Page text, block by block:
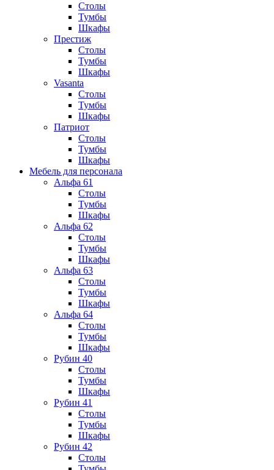
Столы
Тумбы
Шкафы
Престиж
Столы
Тумбы
Шкафы
Vasanta
Столы
Тумбы
Шкафы
Патриот
Столы
Тумбы
Шкафы
Мебель для персонала
Альфа 61
Столы
Тумбы
Шкафы
Альфа 62
Столы
Тумбы
Шкафы
Альфа 63
Столы
Тумбы
Шкафы
Альфа 64
Столы
Тумбы
Шкафы
Рубин 40
Столы
Тумбы
Шкафы
Рубин 41
Столы
Тумбы
Шкафы
Рубин 42
Столы